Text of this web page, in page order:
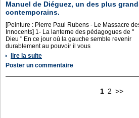
Manuel de Diéguez, un des plus
contemporains.
[Peinture : Pierre Paul Rubens - Le Massacre
Innocents] 1- La lanterne des pédagogues de "
Dieu " En ce jour où la gauche semble revenir
durablement au pouvoir il vous
lire la suite
Poster un commentaire
1 2 >>